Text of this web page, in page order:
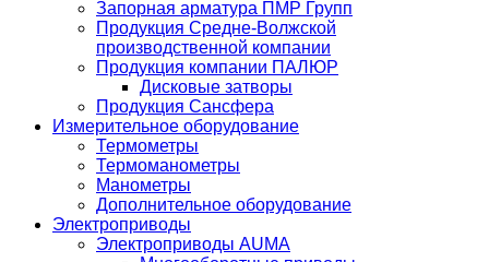
Запорная арматура ПМР Групп
Продукция Средне-Волжской
производственной компании
Продукция компании ПАЛЮР
Дисковые затворы
Продукция Сансфера
Измерительное оборудование
Термометры
Термоманометры
Манометры
Дополнительное оборудование
Электроприводы
Электроприводы AUMA